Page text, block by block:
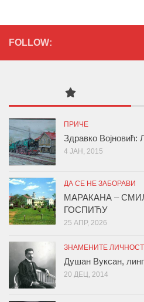
FOLLOW:
ПРИЧЕ
Здравко Војновић:
4 ЈАН, 2015
ДА СЕ НЕ ЗАБОРАВИ
МАРАКАНА –
ГОСПИЋУ
25 АПР, 2026
ЗНАМЕНИТЕ
Душан Вуксан,
20 ДЕЦ, 2014